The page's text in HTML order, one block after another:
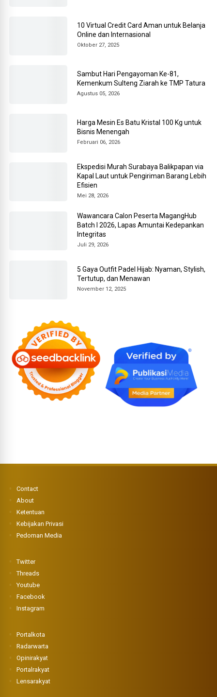
10 Virtual Credit Card Aman untuk Belanja
Online dan Internasional
Oktober 27, 2025
Sambut Hari Pengayoman Ke-81,
Kemenkum Sulteng Ziarah ke TMP Tatura
Agustus 05, 2026
Harga Mesin Es Batu Kristal 100 Kg untuk
Bisnis Menengah
Februari 06, 2026
Ekspedisi Murah Surabaya Balikpapan via
Kapal Laut untuk Pengiriman Barang Lebih
Efisien
Mei 28, 2026
Wawancara Calon Peserta MagangHub
Batch I 2026, Lapas Amuntai Kedepankan
Integritas
Juli 29, 2026
5 Gaya Outfit Padel Hijab: Nyaman, Stylish,
Tertutup, dan Menawan
November 12, 2025
Contact
About
Ketentuan
Kebijakan Privasi
Pedoman Media
Twitter
Threads
Youtube
Facebook
Instagram
Portalkota
Radarwarta
Opinirakyat
Portalrakyat
Lensarakyat